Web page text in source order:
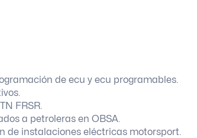
de ecu y ecu programables.
FRSR.
a petroleras en OBSA.
de instalaciones eléctricas motorsport.